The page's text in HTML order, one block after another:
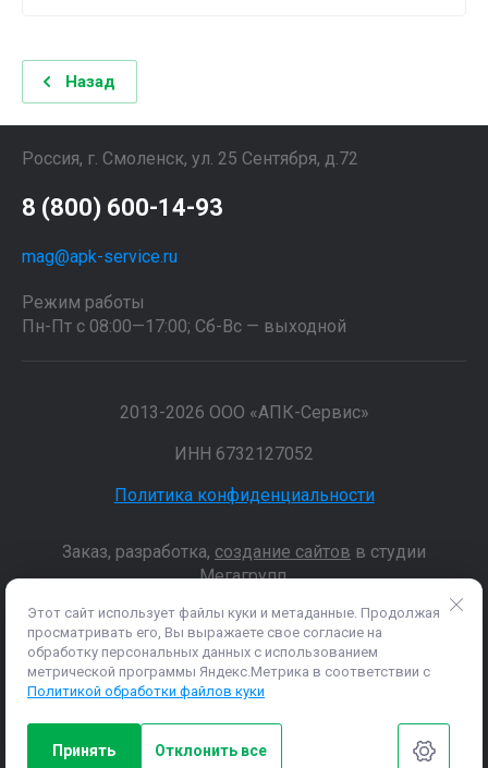
Назад
Россия, г. Смоленск, ул. 25 Сентября, д.72
8 (800) 600-14-93
mag@apk-service.ru
Режим работы
Пн-Пт с 08:00—17:00; Сб-Вс — выходной
2013-2026 ООО «АПК-Сервис»
ИНН 6732127052
Политика конфиденциальности
Заказ, разработка, создание сайтов в студии
Мегагрупп.
Данные о товарах и услугах, включая цены и технические
характеристики, представленные на сайте, не являются
публичной офертой, определяемой положениями Статьи 437 (2)
ГК РФ, а носят исключительно информационный характер. Для
получения точной информации о наличии и стоимости товара,
пожалуйста, обращайтесь по нашим телефонам.
Этот сайт использует файлы куки и метаданные. Продолжая
просматривать его, Вы выражаете свое согласие на
обработку персональных данных с использованием
метрической программы Яндекс.Метрика в соответствии с
Политикой обработки файлов куки
Принять Отклонить все